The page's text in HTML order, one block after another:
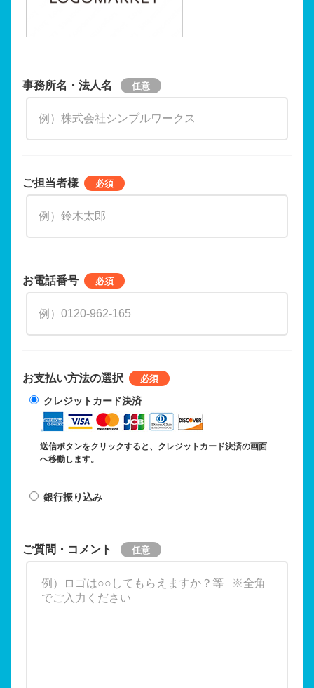
事務所名・法人名
ご担当者様
お電話番号
お支払い方法の選択
クレジットカード決済
送信ボタンをクリックすると、クレジットカード決済の画面
へ移動します。
銀行振り込み
ご質問・コメント